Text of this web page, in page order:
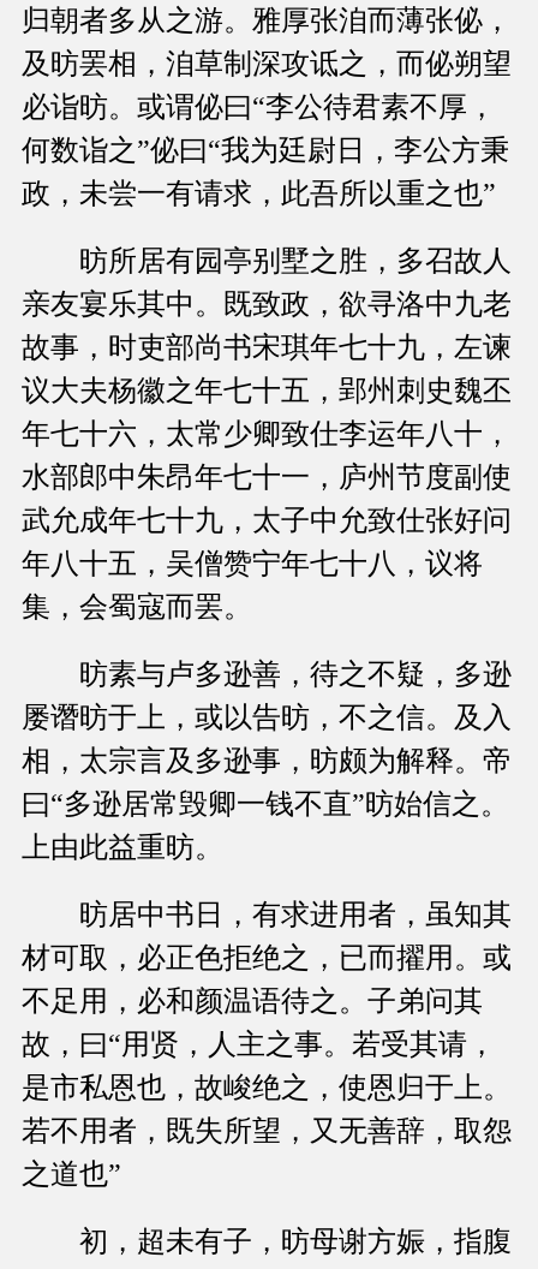
归朝者多从之游。雅厚张洎而薄张佖，
及昉罢相，洎草制深攻诋之，而佖朔望
必诣昉。或谓佖曰“李公待君素不厚，
何数诣之”佖曰“我为廷尉日，李公方秉
政，未尝一有请求，此吾所以重之也”
昉所居有园亭别墅之胜，多召故人
亲友宴乐其中。既致政，欲寻洛中九老
故事，时吏部尚书宋琪年七十九，左谏
议大夫杨徽之年七十五，郢州刺史魏丕
年七十六，太常少卿致仕李运年八十，
水部郎中朱昂年七十一，庐州节度副使
武允成年七十九，太子中允致仕张好问
年八十五，吴僧赞宁年七十八，议将
集，会蜀寇而罢。
昉素与卢多逊善，待之不疑，多逊
屡谮昉于上，或以告昉，不之信。及入
相，太宗言及多逊事，昉颇为解释。帝
曰“多逊居常毁卿一钱不直”昉始信之。
上由此益重昉。
昉居中书日，有求进用者，虽知其
材可取，必正色拒绝之，已而擢用。或
不足用，必和颜温语待之。子弟问其
故，曰“用贤，人主之事。若受其请，
是市私恩也，故峻绝之，使恩归于上。
若不用者，既失所望，又无善辞，取怨
之道也”
初，超未有子，昉母谢方娠，指腹